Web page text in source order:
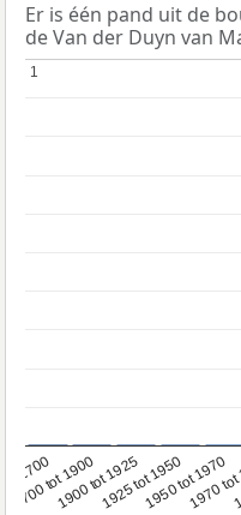
Er is één pand uit de
de Van der Duyn van
1700
1700 tot 1900
1900 tot 19251925 tot 19501950 tot 1970
1970
1
1